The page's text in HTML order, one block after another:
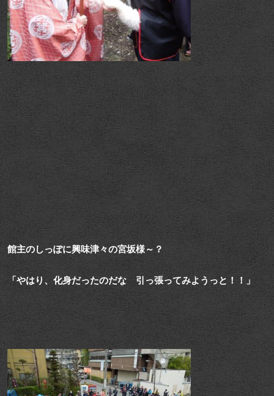
館主のしっぽに興味津々の宮坂様～？
「やはり、化身だったのだな 引っ張ってみようっと！！」